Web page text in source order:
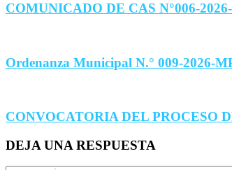
COMUNICADO DE CAS N°006-
Ordenanza Municipal N.° 009-2026-
CONVOCATORIA DEL PROCESO
DEJA UNA RESPUESTA